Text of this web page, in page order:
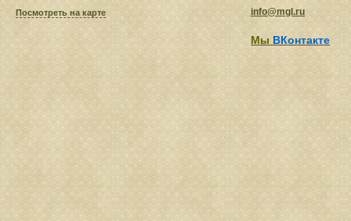
Посмотреть на карте info@mgl.ru
Мы ВКонтакте